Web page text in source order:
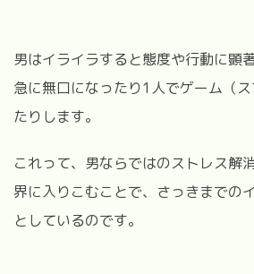
男はイライラすると態度や行動に顕
急に無口になったり1人でゲーム（
たりします。
これって、男ならではのストレス解
界に入りこむことで、さっきまでの
としているのです。